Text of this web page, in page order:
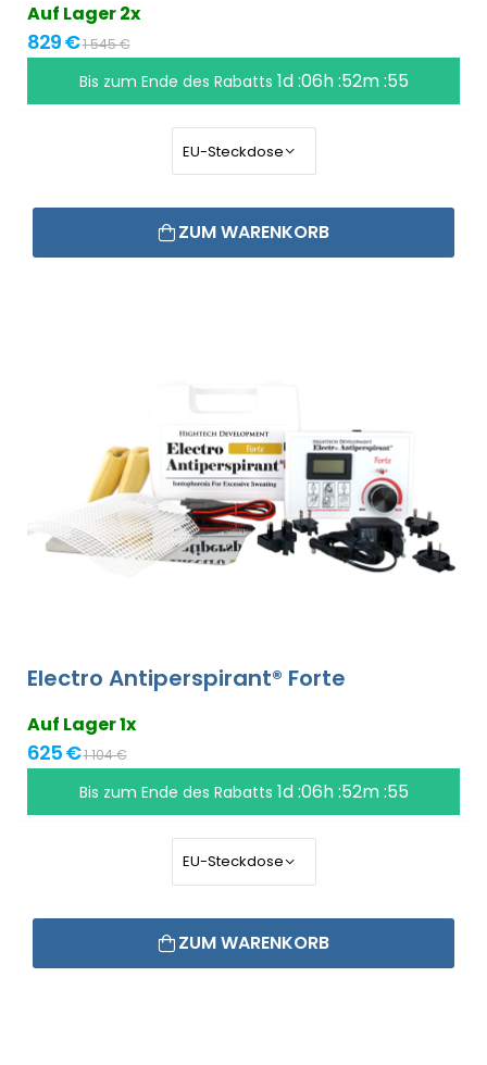
Auf Lager 2x
829 €1 545 €
Bis zum Ende des Rabatts 1d :06h :52m :54
ZUM WARENKORB
Electro Antiperspirant® Forte
Auf Lager 1x
625 €1 104 €
Bis zum Ende des Rabatts 1d :06h :52m :54
ZUM WARENKORB